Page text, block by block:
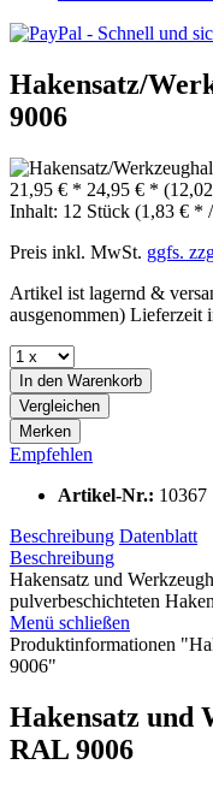
Hakensatz/
9006
21,95 € * 24,95 € *
Inhalt: 12 Stück (1,83 € *
Preis inkl. MwSt. ggfs.
Artikel ist lagernd &
ausgenommen) Lieferzeit
In den Warenkorb
Vergleichen
Merken
Empfehlen
Artikel-Nr.: 10367
Beschreibung Datenblatt
Beschreibung
Hakensatz und
pulverbeschichteten
Menü schließen
Produktinformationen
9006"
Hakensatz und
RAL 9006